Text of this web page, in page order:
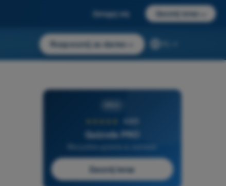
Zaloguj się Zacznij teraz
Rozpocznij za darmo
4,6/5
Quizvds PRO
Zacznij teraz